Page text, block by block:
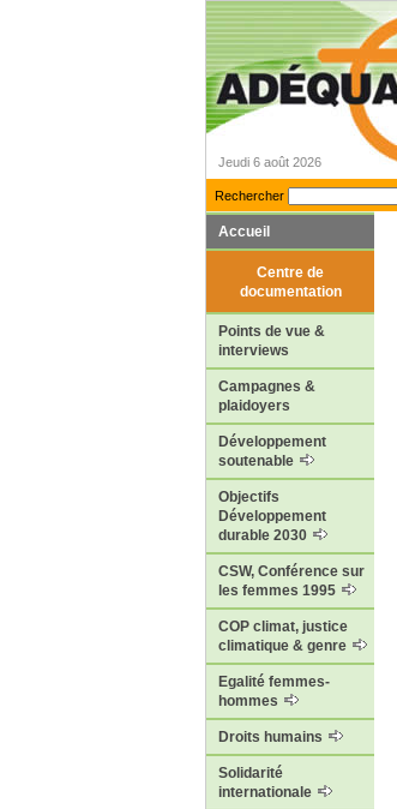
Jeudi 6 août 2026
Rechercher
Accueil
Centre de
documentation
Points de vue &
interviews
Campagnes &
plaidoyers
Développement
soutenable
Objectifs
Développement
durable 2030
CSW, Conférence sur
les femmes 1995
COP climat, justice
climatique & genre
Egalité femmes-
hommes
Droits humains
Solidarité
internationale